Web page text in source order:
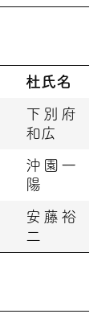
杜氏名
下別府
和広
沖園一
陽
安藤裕
二